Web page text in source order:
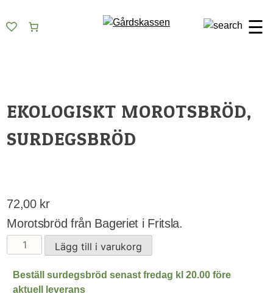
to
☰
EKOLOGISKT MOROTSBRÖD,
SURDEGSBRÖD
72,00 kr
Morotsbröd från Bageriet i Fritsla.
Ekologiskt
Morotsbröd,
mängd
Lägg till i varukorg
Beställ surdegsbröd senast fredag kl 20.00 före
aktuell leverans